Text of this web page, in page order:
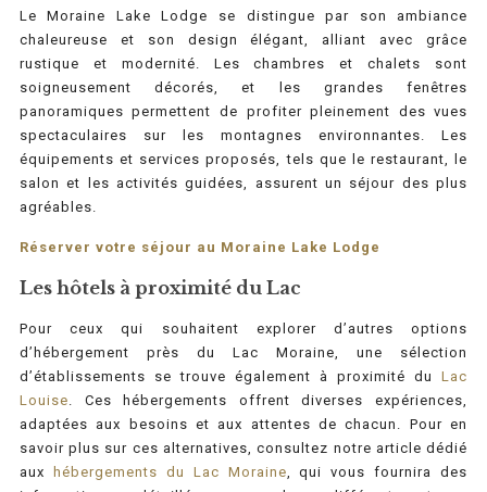
Le Moraine Lake Lodge se distingue par son ambiance
chaleureuse et son design élégant, alliant avec grâce
rustique et modernité. Les chambres et chalets sont
soigneusement décorés, et les grandes fenêtres
panoramiques permettent de profiter pleinement des vues
spectaculaires sur les montagnes environnantes. Les
équipements et services proposés, tels que le restaurant, le
salon et les activités guidées, assurent un séjour des plus
agréables.
Réserver votre séjour au Moraine Lake Lodge
Les hôtels à proximité du Lac
Pour ceux qui souhaitent explorer d’autres options
d’hébergement près du Lac Moraine, une sélection
d’établissements se trouve également à proximité duLac
Louise . Ces hébergements offrent diverses expériences,
adaptées aux besoins et aux attentes de chacun. Pour en
savoir plus sur ces alternatives, consultez notre article dédié
aux hébergements du Lac Moraine , qui vous fournira des